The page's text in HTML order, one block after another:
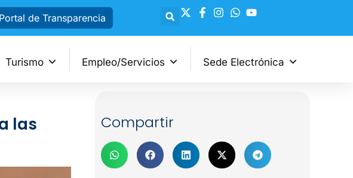
Portal de Transparencia
Turismo Empleo/Servicios Sede Electrónica
las
Compartir